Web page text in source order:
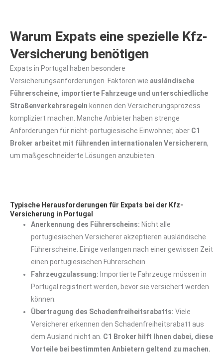
Warum Expats eine spezielle Kfz-
Versicherung benötigen
Expats in Portugal haben besondere
Versicherungsanforderungen. Faktoren wie ausländische
Führerscheine, importierte Fahrzeuge und unterschiedliche
Straßenverkehrsregeln können den Versicherungsprozess
kompliziert machen. Manche Anbieter haben strenge
Anforderungen für nicht-portugiesische Einwohner, aber C1
Broker arbeitet mit führenden internationalen Versicherern,
um maßgeschneiderte Lösungen anzubieten.
Typische Herausforderungen für Expats bei der Kfz-
Versicherung in Portugal
Anerkennung des Führerscheins: Nicht alle
portugiesischen Versicherer akzeptieren ausländische
Führerscheine. Einige verlangen nach einer gewissen Zeit
einen portugiesischen Führerschein.
Fahrzeugzulassung: Importierte Fahrzeuge müssen in
Portugal registriert werden, bevor sie versichert werden
können.
Übertragung des Schadenfreiheitsrabatts: Viele
Versicherer erkennen den Schadenfreiheitsrabatt aus
dem Ausland nicht an. C1 Broker hilft Ihnen dabei, diese
Vorteile bei bestimmten Anbietern geltend zu machen.